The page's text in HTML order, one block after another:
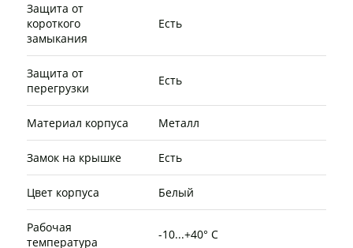
Защита от
короткого
замыкания
Есть
Защита от
перегрузки
Есть
Материал корпуса Металл
Замок на крышке Есть
Цвет корпуса Белый
Рабочая
температура
-10...+40° C